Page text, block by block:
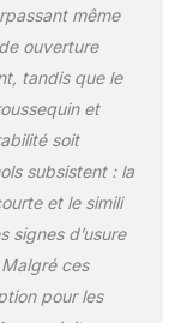
1 sangle
et prix
kit de
allie
prix, il
amateurs
bon
prix.
même
ouverture
tandis que le
et
soit
subsistent : la
et le simili
signes d’usure
ces
pour les